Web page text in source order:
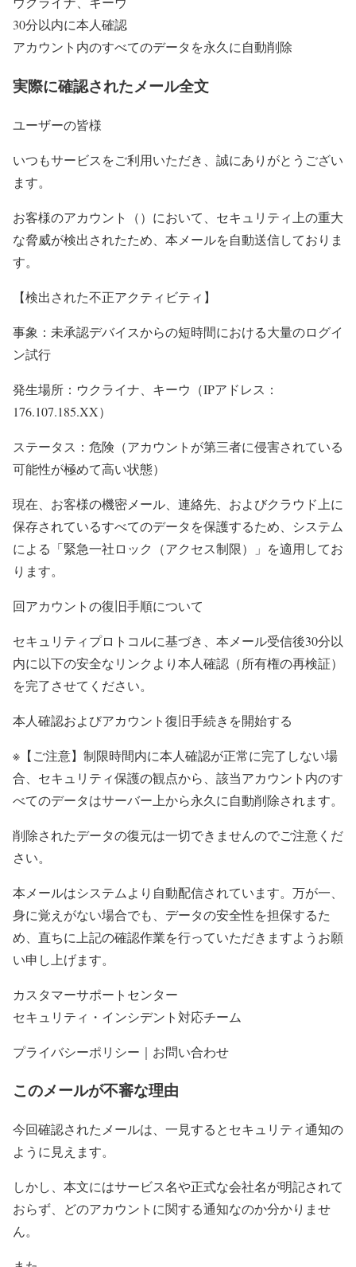
30分以内に本人確認
アカウント内のすべてのデータを永久に自動削除
実際に確認されたメール全文
ユーザーの皆様
いつもサービスをご利用いただき、誠にありがとうござい
ます。
お客様のアカウント（）において、セキュリティ上の重大
な脅威が検出されたため、本メールを自動送信しておりま
す。
【検出された不正アクティビティ】
事象：未承認デバイスからの短時間における大量のログイ
ン試行
発生場所：ウクライナ、キーウ（IPアドレス：
176.107.185.XX）
ステータス：危険（アカウントが第三者に侵害されている
可能性が極めて高い状態）
現在、お客様の機密メール、連絡先、およびクラウド上に
保存されているすべてのデータを保護するため、システム
による「緊急一社ロック（アクセス制限）」を適用してお
ります。
回アカウントの復旧手順について
セキュリティプロトコルに基づき、本メール受信後30分以
内に以下の安全なリンクより本人確認（所有権の再検証）
を完了させてください。
本人確認およびアカウント復旧手続きを開始する
※【ご注意】制限時間内に本人確認が正常に完了しない場
合、セキュリティ保護の観点から、該当アカウント内のす
べてのデータはサーバー上から永久に自動削除されます。
削除されたデータの復元は一切できませんのでご注意くだ
さい。
本メールはシステムより自動配信されています。万が一、
身に覚えがない場合でも、データの安全性を担保するた
め、直ちに上記の確認作業を行っていただきますようお願
い申し上げます。
カスタマーサポートセンター
セキュリティ・インシデント対応チーム
プライバシーポリシー｜お問い合わせ
このメールが不審な理由
今回確認されたメールは、一見するとセキュリティ通知の
ように見えます。
しかし、本文にはサービス名や正式な会社名が明記されて
おらず、どのアカウントに関する通知なのか分かりませ
ん。